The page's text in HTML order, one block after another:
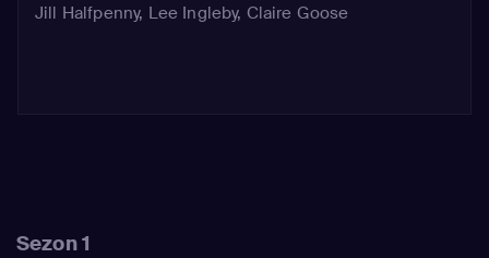
Jill Halfpenny, Lee Ingleby, Claire Goose
Sezon 1